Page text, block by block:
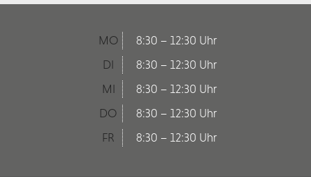
MO
8:30 – 12:30 Uhr
DI
8:30 – 12:30 Uhr
MI
8:30 – 12:30 Uhr
DO
8:30 – 12:30 Uhr
FR
8:30 – 12:30 Uhr